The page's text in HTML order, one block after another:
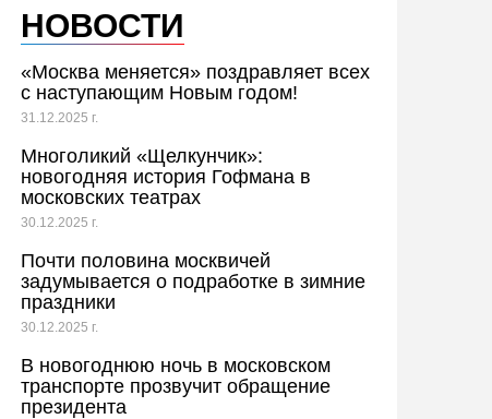
НОВОСТИ
«Москва меняется» поздравляет всех
с наступающим Новым годом!
31.12.2025 г.
Многоликий «Щелкунчик»:
новогодняя история Гофмана в
московских театрах
30.12.2025 г.
Почти половина москвичей
задумывается о подработке в зимние
праздники
30.12.2025 г.
В новогоднюю ночь в московском
транспорте прозвучит обращение
президента